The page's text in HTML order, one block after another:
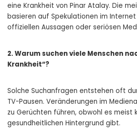
eine Krankheit von Pinar Atalay. Die
basieren auf Spekulationen im
offiziellen Aussagen oder seriösen
2. Warum suchen viele Menschen
Krankheit“?
Solche Suchanfragen entstehen oft
TV-Pausen. Veränderungen im
zu Gerüchten führen, obwohl es meist
gesundheitlichen Hintergrund gibt.